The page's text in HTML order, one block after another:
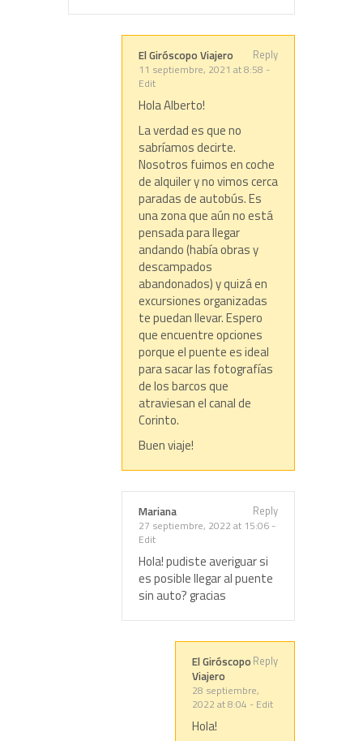
El Giróscopo Viajero
11 septiembre, 2021 at 8:58 -
Edit
Reply
Hola Alberto!
La verdad es que no
sabríamos decirte.
Nosotros fuimos en coche
de alquiler y no vimos cerca
paradas de autobús. Es
una zona que aún no está
pensada para llegar
andando (había obras y
descampados
abandonados) y quizá en
excursiones organizadas
te puedan llevar. Espero
que encuentre opciones
porque el puente es ideal
para sacar las fotografías
de los barcos que
atraviesan el canal de
Corinto.
Buen viaje!
Mariana
27 septiembre, 2022 at 15:06 -
Edit
Reply
Hola! pudiste averiguar si
es posible llegar al puente
sin auto? gracias
El Giróscopo
Viajero
28 septiembre,
2022 at 8:04 - Edit
Reply
Hola!